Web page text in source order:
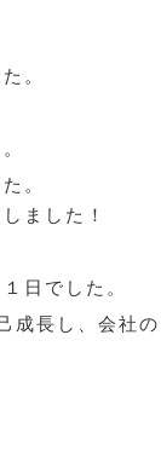
。
。
ました！
日でした。
成長し、会社の